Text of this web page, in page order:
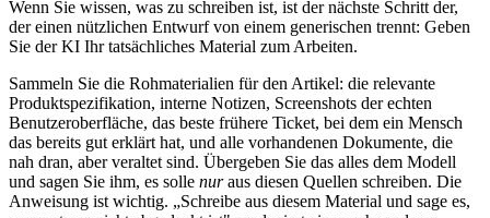
Wenn Sie wissen, was zu schreiben ist, ist der nächste Schritt der,
der einen nützlichen Entwurf von einem generischen trennt: Geben
Sie der KI Ihr tatsächliches Material zum Arbeiten.
Sammeln Sie die Rohmaterialien für den Artikel: die relevante
Produktspezifikation, interne Notizen, Screenshots der echten
Benutzeroberfläche, das beste frühere Ticket, bei dem ein Mensch
das bereits gut erklärt hat, und alle vorhandenen Dokumente, die
nah dran, aber veraltet sind. Übergeben Sie das alles dem Modell
und sagen Sie ihm, es solle nuraus diesen Quellen schreiben. Die
Anweisung ist wichtig. „Schreibe aus diesem Material und sage es,